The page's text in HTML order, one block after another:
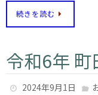
続きを読む
令和6年
2024年9月1日